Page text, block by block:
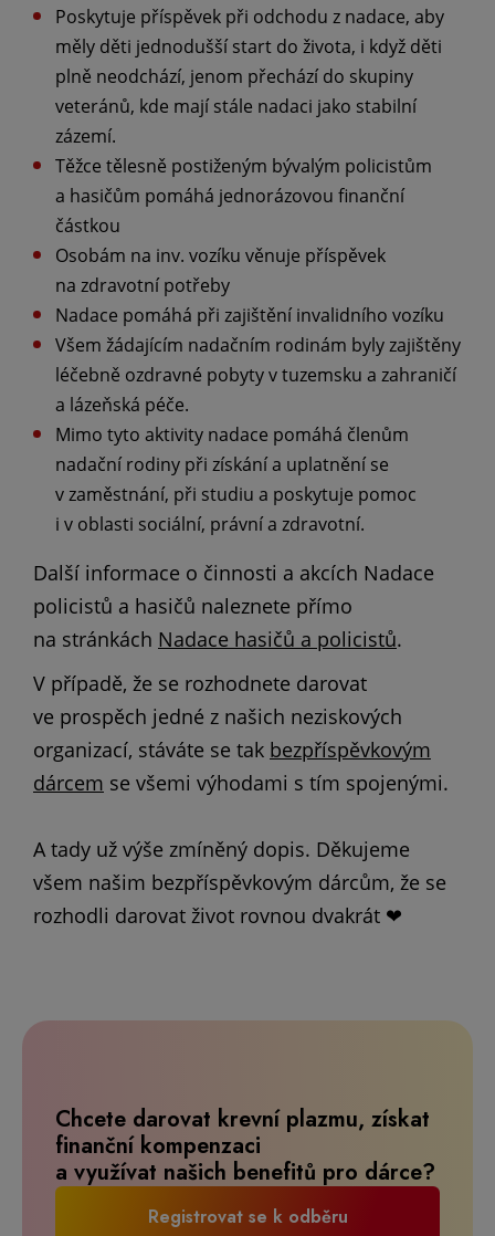
Poskytuje příspěvek při odchodu z nadace, aby
měly děti jednodušší start do života, i když děti
plně neodchází, jenom přechází do skupiny
veteránů, kde mají stále nadaci jako stabilní
zázemí.
Těžce tělesně postiženým bývalým policistům
a hasičům pomáhá jednorázovou finanční
částkou
Osobám na inv. vozíku věnuje příspěvek
na zdravotní potřeby
Nadace pomáhá při zajištění invalidního vozíku
Všem žádajícím nadačním rodinám byly zajištěny
léčebně ozdravné pobyty v tuzemsku a zahraničí
a lázeňská péče.
Mimo tyto aktivity nadace pomáhá členům
nadační rodiny při získání a uplatnění se
v zaměstnání, při studiu a poskytuje pomoc
i v oblasti sociální, právní a zdravotní.
Další informace o činnosti a akcích Nadace
policistů a hasičů naleznete přímo
na stránkách Nadace hasičů a policistů.
V případě, že se rozhodnete darovat
ve prospěch jedné z našich neziskových
organizací, stáváte se tak bezpříspěvkovým
dárcem se všemi výhodami s tím spojenými.
A tady už výše zmíněný dopis. Děkujeme
všem našim bezpříspěvkovým dárcům, že se
rozhodli darovat život rovnou dvakrát ❤
Chcete darovat krevní plazmu, získat
finanční kompenzaci
a využívat našich benefitů pro dárce?
Registrovat se k odběru